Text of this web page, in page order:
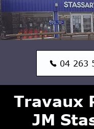
04 263
Travaux
JM